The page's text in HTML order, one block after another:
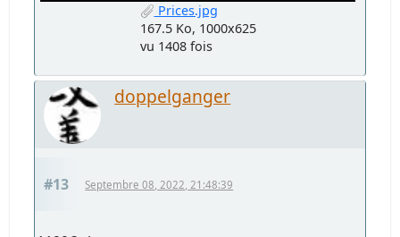
Prices.jpg
167.5 Ko, 1000x625
vu 1408 fois
doppelganger
#13 Septembre 08, 2022, 21:48:39